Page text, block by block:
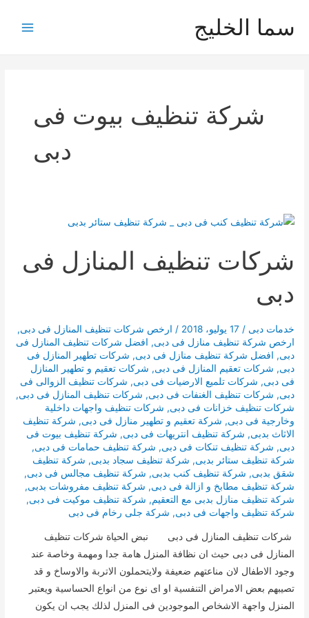
سما الخليج
شركة تنظيف بيوت فى
دبى
شركات تنظيف المنازل فى
دبى
خدمات دبى / 17 يوليو، 2018 / ارخص شركات تنظيف المنازل فى دبى,
ارخص شركة تنظيف منازل فى دبى, افضل شركات تنظيف المنازل فى
دبى, افضل شركة تنظيف منازل فى دبى, شركات تطهير المنازل فى
دبى, شركات تعقيم المنازل فى دبى, شركات تعقيم و تطهير المنازل
فى دبى, شركات تلميع الارضيات فى دبى, شركات تنظيف الزوالى فى
دبى, شركات تنظيف الغنفات فى دبى, شركات تنظيف المنازل فى دبى,
شركات تنظيف خزانات فى دبى, شركات تنظيف واجهات داخلية
وخارجية فى دبى, شركة تعقيم و تطهير منازل فى دبى, شركة تنظيف
الاثاث بدبى, شركة تنظيف انتريهات فى دبى, شركة تنظيف بيوت فى
دبى, شركة تنظيف تنكات فى دبى, شركة تنظيف حمامات فى دبى,
شركة تنظيف ستائر بدبى, شركة تنظيف سجاد بدبى, شركة تنظيف
شقق بدبى, شركة تنظيف كنب بدبى, شركة تنظيف مجالس فى دبى,
شركة تنظيف مطابخ و ازالة فى دبى, شركة تنظيف مفروشات بدبى,
شركة تنظيف منازل بدبى مع التعقيم, شركة تنظيف موكيت فى دبى,
شركة تنظيف واجهات فى دبى, شركة جلى رخام فى دبى
شركات تنظيف المنازل فى دبى نبض الحياة شركات تنظيف
المنازل فى دبى حيث ان نظافة المنزل هامة جدا ومهمة وخاصة عند
وجود الاطفال لان مناعتهم ضعيفة ولايتحملون الاتربة والاوساخ و قد
تصيبهم بعض الامراض التنفسية او اى نوع من انواع الحساسية ويعتبر
المنزل واجهة الاشخاص الموجودين فى المنزل لذلك يجب ان يكون